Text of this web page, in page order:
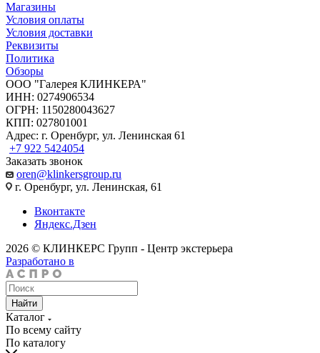
Магазины
Условия оплаты
Условия доставки
Реквизиты
Политика
Обзоры
ООО "Галерея КЛИНКЕРА"
ИНН: 0274906534
ОГРН: 1150280043627
КПП: 027801001
Адрес: г. Оренбург, ул. Ленинская 61
+7 922 5424054
Заказать звонок
oren@klinkersgroup.ru
г. Оренбург, ул. Ленинская, 61
Вконтакте
Яндекс.Дзен
2026 © КЛИНКЕРС Групп - Центр экстерьера
Разработано в
Найти
Каталог
По всему сайту
По каталогу